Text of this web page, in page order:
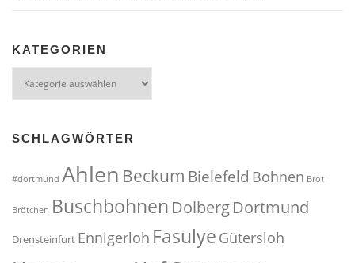
KATEGORIEN
SCHLAGWÖRTER
#dortmund Ahlen Beckum Bielefeld Bohnen Brot
Brötchen Buschbohnen DolbergDortmund
Drensteinfurt Ennigerloh Fasulye Gütersloh